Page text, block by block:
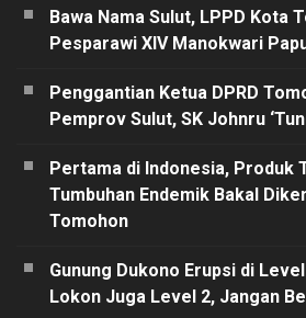
Bawa Nama Sulut, LPPD Kota
Pesparawi XIV Manokwari
Penggantian Ketua DPRD
Pemprov Sulut, SK Johnru
Pertama di Indonesia, Produk
Tumbuhan Endemik Bakal
Tomohon
Gunung Dukono Erupsi di
Lokon Juga Level 2, Jangan